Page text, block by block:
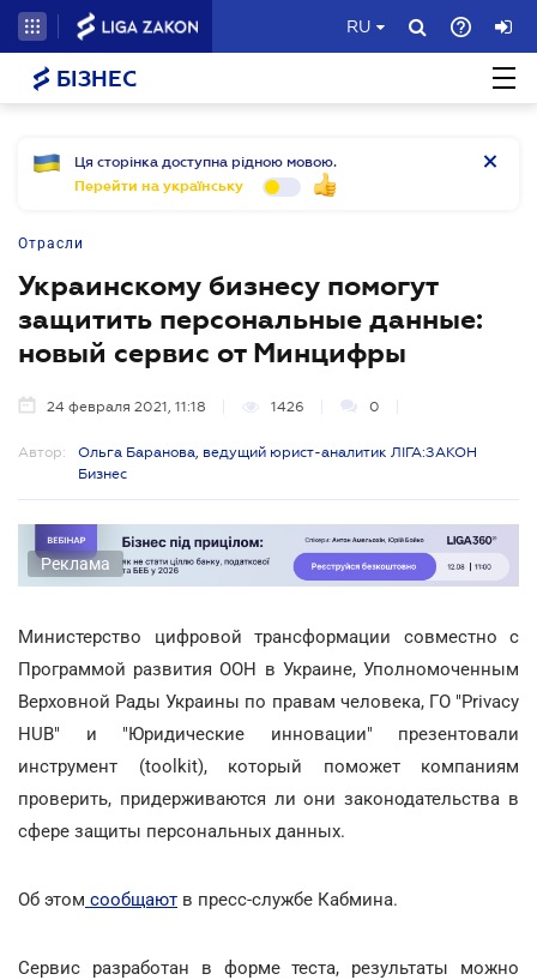
RU
БІЗНЕС
Ця сторінка доступна рідною мовою.
Перейти на українську
Отрасли
Украинскому бизнесу помогут
защитить персональные данные:
новый сервис от Минцифры
24 февраля 2021, 11:18 1426 0
Автор:
Ольга Баранова, ведущий юрист-аналитик ЛІГА:ЗАКОН
Бизнес
Реклама
Министерство цифровой трансформации совместно с
Программой развития ООН в Украине, Уполномоченным
Верховной Рады Украины по правам человека, ГО "Privacy
HUB" и "Юридические инновации" презентовали
инструмент (toolkit), который поможет компаниям
проверить, придерживаются ли они законодательства в
сфере защиты персональных данных.
Об этом сообщают в пресс-службе Кабмина.
Сервис разработан в форме теста, результаты можно